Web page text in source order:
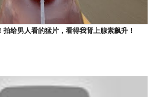
拍给男人看的猛片，看得我肾上腺素飙升！